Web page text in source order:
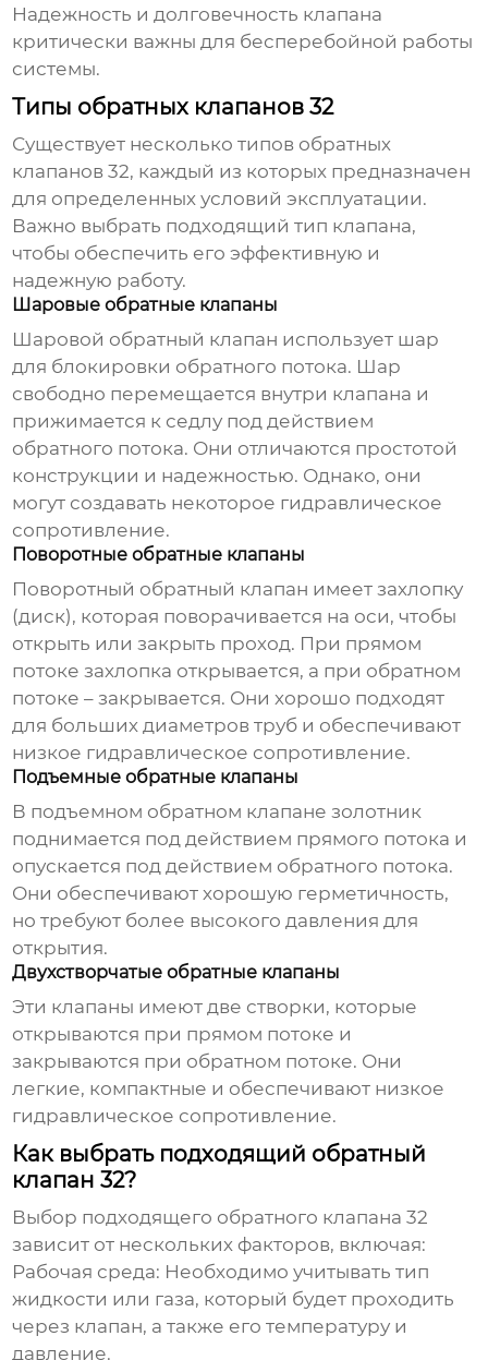
Надежность и долговечность клапана
критически важны для бесперебойной работы
системы.
Типы обратных клапанов 32
Существует несколько типов обратных
клапанов 32, каждый из которых предназначен
для определенных условий эксплуатации.
Важно выбрать подходящий тип клапана,
чтобы обеспечить его эффективную и
надежную работу.
Шаровые обратные клапаны
Шаровой обратный клапан использует шар
для блокировки обратного потока. Шар
свободно перемещается внутри клапана и
прижимается к седлу под действием
обратного потока. Они отличаются простотой
конструкции и надежностью. Однако, они
могут создавать некоторое гидравлическое
сопротивление.
Поворотные обратные клапаны
Поворотный обратный клапан имеет захлопку
(диск), которая поворачивается на оси, чтобы
открыть или закрыть проход. При прямом
потоке захлопка открывается, а при обратном
потоке – закрывается. Они хорошо подходят
для больших диаметров труб и обеспечивают
низкое гидравлическое сопротивление.
Подъемные обратные клапаны
В подъемном обратном клапане золотник
поднимается под действием прямого потока и
опускается под действием обратного потока.
Они обеспечивают хорошую герметичность,
но требуют более высокого давления для
открытия.
Двухстворчатые обратные клапаны
Эти клапаны имеют две створки, которые
открываются при прямом потоке и
закрываются при обратном потоке. Они
легкие, компактные и обеспечивают низкое
гидравлическое сопротивление.
Как выбрать подходящий обратный
клапан 32?
Выбор подходящего обратного клапана 32
зависит от нескольких факторов, включая:
Рабочая среда: Необходимо учитывать тип
жидкости или газа, который будет проходить
через клапан, а также его температуру и
давление.